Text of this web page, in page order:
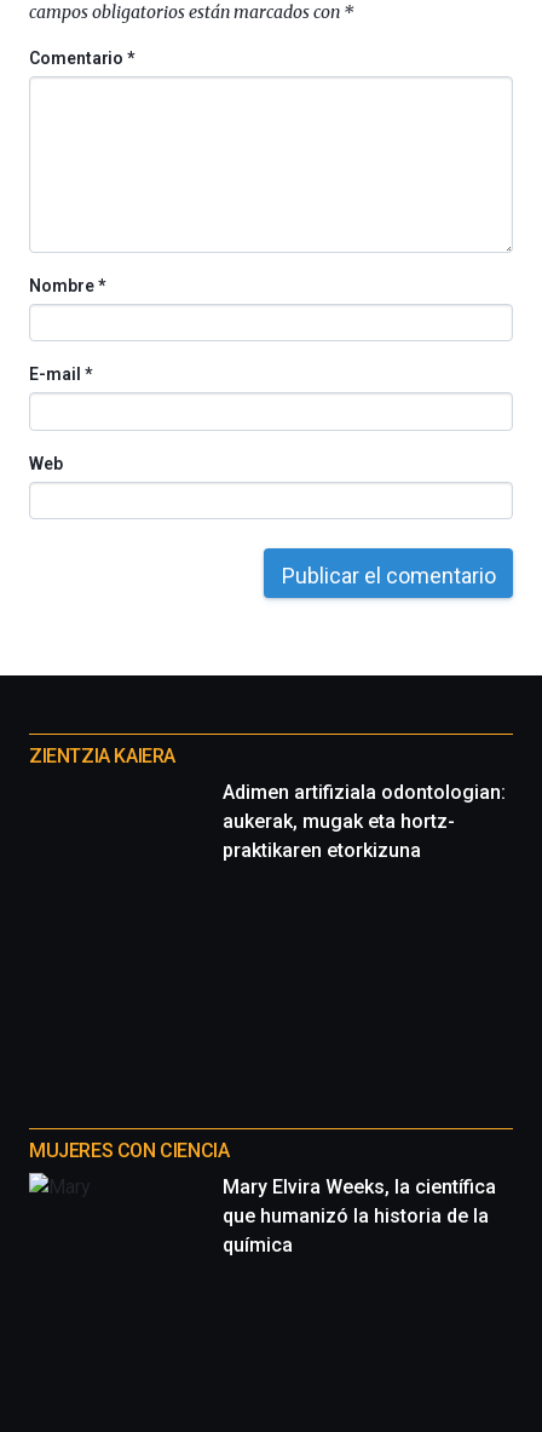
campos obligatorios están marcados con *
Comentario*
Nombre*
E-mail *
Web
proyectos
ZIENTZIA KAIERA
Adimen artifiziala odontologian:
aukerak, mugak eta hortz-
praktikaren etorkizuna
MUJERES CON CIENCIA
Mary Elvira Weeks, la científica
que humanizó la historia de la
química